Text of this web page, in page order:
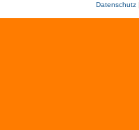
Datenschutz|